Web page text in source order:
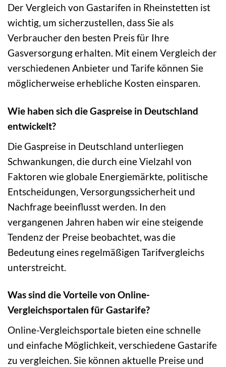
Der Vergleich von Gastarifen in Rheinstetten ist
wichtig, um sicherzustellen, dass Sie als
Verbraucher den besten Preis für Ihre
Gasversorgung erhalten. Mit einem Vergleich der
verschiedenen Anbieter und Tarife können Sie
möglicherweise erhebliche Kosten einsparen.
Wie haben sich die Gaspreise in Deutschland
entwickelt?
Die Gaspreise in Deutschland unterliegen
Schwankungen, die durch eine Vielzahl von
Faktoren wie globale Energiemärkte, politische
Entscheidungen, Versorgungssicherheit und
Nachfrage beeinflusst werden. In den
vergangenen Jahren haben wir eine steigende
Tendenz der Preise beobachtet, was die
Bedeutung eines regelmäßigen Tarifvergleichs
unterstreicht.
Was sind die Vorteile von Online-
Vergleichsportalen für Gastarife?
Online-Vergleichsportale bieten eine schnelle
und einfache Möglichkeit, verschiedene Gastarife
zu vergleichen. Sie können aktuelle Preise und